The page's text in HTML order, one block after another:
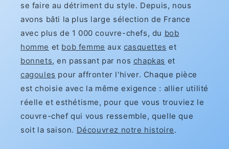
se faire au détriment du style. Depuis, nous
avons bâti la plus large sélection de France
avec plus de 1 000 couvre-chefs, du bob
homme et bob femme aux casquettes et
bonnets, en passant par nos chapkas et
cagoules pour affronter l'hiver. Chaque pièce
est choisie avec la même exigence : allier utilité
réelle et esthétisme, pour que vous trouviez le
couvre-chef qui vous ressemble, quelle que
soit la saison. Découvrez notre histoire.